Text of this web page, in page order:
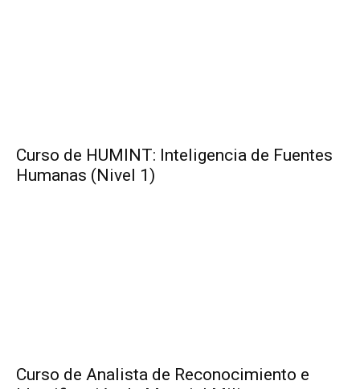
Curso de HUMINT: Inteligencia de Fuentes
Humanas (Nivel 1)
Curso de Analista de Reconocimiento e